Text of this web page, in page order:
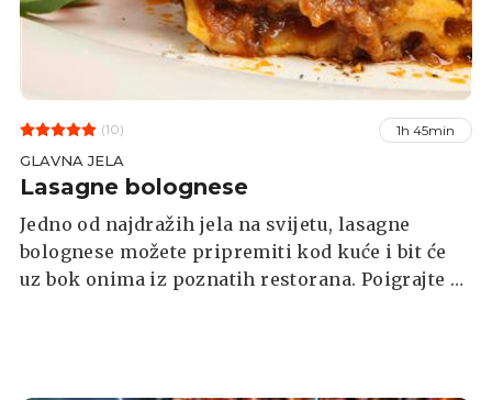
(10) 1h 45min
GLAVNA JELA
Lasagne bolognese
Jedno od najdražih jela na svijetu, lasagne
bolognese možete pripremiti kod kuće i bit će
uz bok onima iz poznatih restorana. Poigrajte se